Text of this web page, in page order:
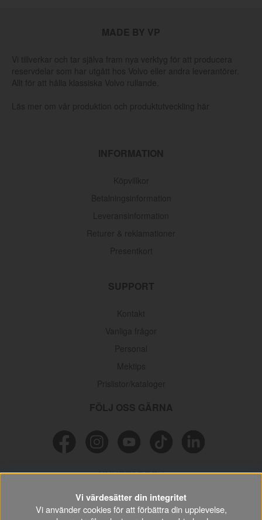
NYHETSBREV
Missa inga erbjudanden, information och nyttiga tips & tricks
kring din hobby.
Vi värdesätter din integritet
Vi använder cookies för att förbättra din upplevelse,